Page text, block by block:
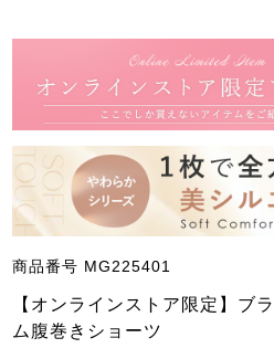
商品番号 MG225401
【オンラインストア限定】ブ
ム腹巻きショーツ